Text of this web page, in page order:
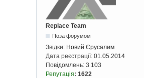
Replace Team
Поза форумом
Звідки: Новий Єрусалим
Дата реєстрації: 01.05.2014
Повідомлень: 3 103
Репутація: 1622